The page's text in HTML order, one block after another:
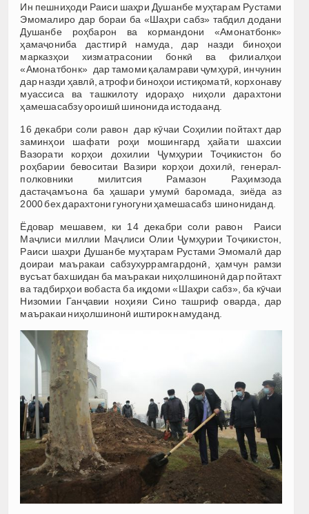
Ин пешниҳоди Раиси шаҳри Душанбе муҳтарам Рустами
Эмомалиро дар бораи ба «Шаҳри сабз» табдил додани
Душанбе роҳбарон ва кормандони «Амонатбонк»
ҳамаҷониба дастгирӣ намуда, дар назди биноҳои
марказҳои хизматрасонии бонкӣ ва филиалҳои
«Амонатбонк» дар тамоми қаламрави ҷумҳурӣ, инчунин
дар назди ҳавлӣ, атрофи биноҳои истиқоматӣ, корхонаву
муассиса ва ташкилоту идораҳо ниҳоли дарахтони
ҳамешасабзу ороишӣ шинонида истодаанд.
16 декабри соли равон дар кӯчаи Соҳилии пойтахт дар
заминҳои шафати роҳи мошингард ҳайати шахсии
Вазорати корҳои дохилии Ҷумҳурии Тоҷикистон бо
роҳбарии бевоситаи Вазири корҳои дохилӣ, генерал-
полковники милитсия Рамазон Раҳимзода
дастаҷамъона ба ҳашари умумӣ баромада, зиёда аз
2000 бех дарахтони гуногуни ҳамешасабз шинониданд.
Ёдовар мешавем, ки 14 декабри соли равон Раиси
Маҷлиси миллии Маҷлиси Олии Ҷумҳурии Тоҷикистон,
Раиси шаҳри Душанбе муҳтарам Рустами Эмомалӣ дар
доираи маъракаи сабзухуррамгардонӣ, ҳамчун рамзи
вусъат бахшидан ба маъракаи ниҳолшинонӣ дар пойтахт
ва тадбирҳои вобаста ба иқдоми «Шаҳри сабз», ба кӯчаи
Низомии Ганҷавии ноҳияи Сино ташриф оварда, дар
маъракаи ниҳолшинонӣ иштирок намуданд.